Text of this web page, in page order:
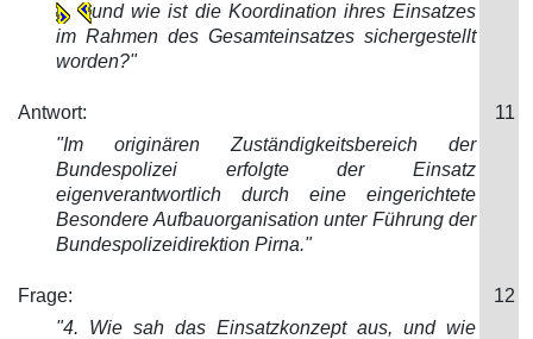
und wie ist die Koordination ihres Einsatzes
im Rahmen des Gesamteinsatzes sichergestellt
worden?"
Antwort:
11
"Im originären Zuständigkeitsbereich der
Bundespolizei erfolgte der Einsatz
eigenverantwortlich durch eine eingerichtete
Besondere Aufbauorganisation unter Führung der
Bundespolizeidirektion Pirna."
Frage:
12
"4. Wie sah das Einsatzkonzept aus, und wie